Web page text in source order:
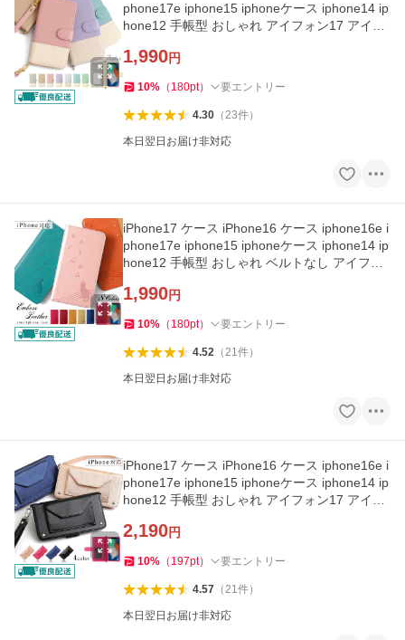
phone17e iphone15 iphoneケース iphone14 ip
hone12 手帳型 おしゃれ アイフォン17 アイフ
1,990円
10% （ 180pt） 要エントリー
4.30（23件）
本日翌日お届け非対応
iPhone17 ケース iPhone16 ケース iphone16e i
phone17e iphone15 iphoneケース iphone14 ip
hone12 手帳型 おしゃれ ベルトなし アイフォ
1,990円
10% （ 180pt） 要エントリー
4.52（21件）
本日翌日お届け非対応
iPhone17 ケース iPhone16 ケース iphone16e i
phone17e iphone15 iphoneケース iphone14 ip
hone12 手帳型 おしゃれ アイフォン17 アイフ
2,190円
10% （ 197pt） 要エントリー
4.57（21件）
本日翌日お届け非対応